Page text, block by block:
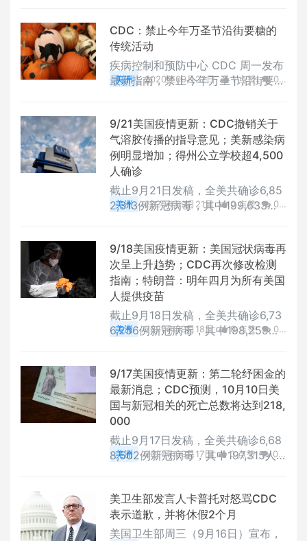
CDC：禁止今年万圣节沿街要糖的
传统活动
疾病控制和预防中心 CDC 周一发布
最新指南，禁止今年万圣节沿街要糖
美洲 2020年09月22日 1 点赞
0
9/21美国疫情更新：CDC撤销关于
气溶胶传播的指导意见；美新感染病
例明显增加；得州公立学校超4,500
人确诊
截止9月21日发稿，全美共确诊6,85
2,313例新冠病毒，其中199,633人
美洲 2020年09月21日 0 点赞
0
9/18美国疫情更新：美国冠状病毒再
次呈上升趋势；CDC再次修改检测
指南；特朗普：明年四月为所有美国
人提供疫苗
截止9月18日发稿，全美共确诊6,73
6,256例新冠病毒，其中198,259人
美洲 2020年09月18日 0 点赞
0
9/17美国疫情更新：第二轮纾困金的
最新消息；CDC预测，10月10日美
国与新冠相关的死亡总数将达到218,
000
截止9月17日发稿，全美共确诊6,68
8,502例新冠病毒，其中197,315人
美洲 2020年09月17日 0 点赞
0
美卫生部发言人卡普托对怒骂CDC
表示道歉，并将休假2个月
美国卫生部周三（9月16日）宣布，